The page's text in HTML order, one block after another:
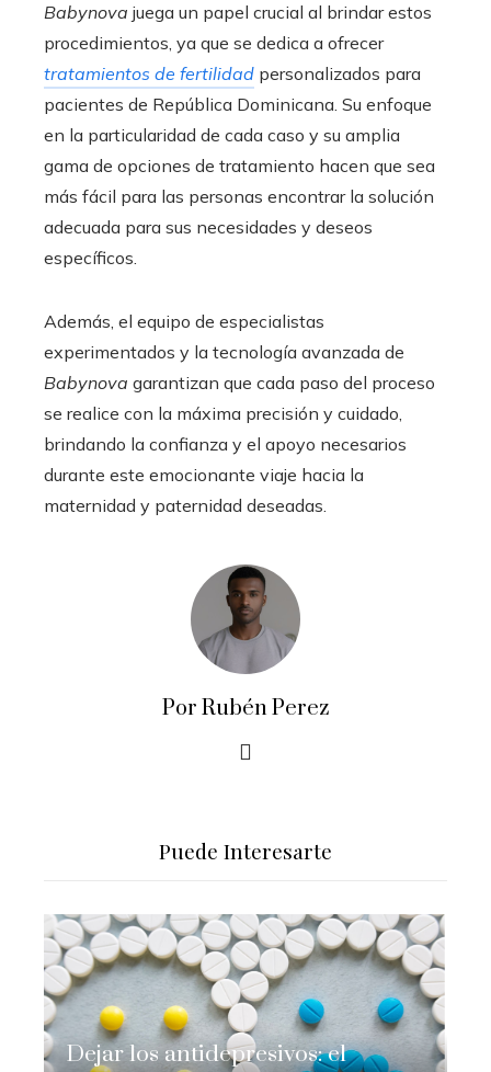
Babynova juega un papel crucial al brindar estos
procedimientos, ya que se dedica a ofrecer
tratamientos de fertilidad personalizados para
pacientes de República Dominicana. Su enfoque
en la particularidad de cada caso y su amplia
gama de opciones de tratamiento hacen que sea
más fácil para las personas encontrar la solución
adecuada para sus necesidades y deseos
específicos.
Además, el equipo de especialistas
experimentados y la tecnología avanzada de
Babynova garantizan que cada paso del proceso
se realice con la máxima precisión y cuidado,
brindando la confianza y el apoyo necesarios
durante este emocionante viaje hacia la
maternidad y paternidad deseadas.
Por Rubén Perez
Puede Interesarte
Dejar los antidepresivos: el